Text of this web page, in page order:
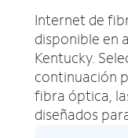
Internet de
disponible en
Kentucky.
continuación
fibra óptica,
diseñados